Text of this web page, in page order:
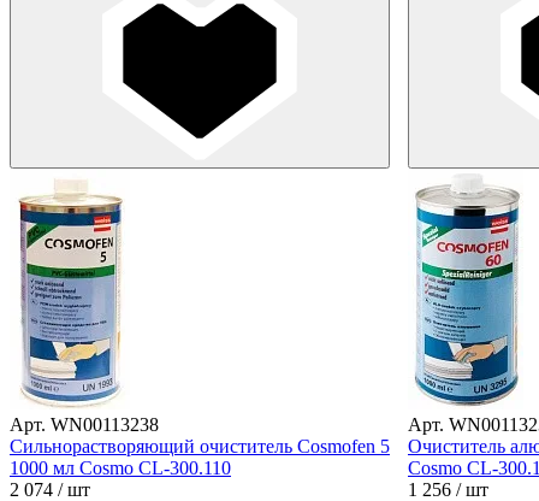
Арт. WN00113238
Cильнорастворяющий очиститель Cosmofen 5
1000 мл Cosmo CL-300.110
2 074 / шт
Арт.
Очиститель
Cosmo CL-
1 256 / шт